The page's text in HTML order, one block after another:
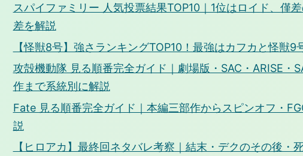
スパイファミリー 人気投票結果TOP10｜1位はロイド、僅
差を解説
【怪獣8号】強さランキングTOP10！最強はカフカと怪獣9
攻殻機動隊 見る順番完全ガイド｜劇場版・SAC・ARISE・
作まで系統別に解説
Fate 見る順番完全ガイド｜本編三部作からスピンオフ・
説
【ヒロアカ】最終回ネタバレ考察｜結末・デクのその後・